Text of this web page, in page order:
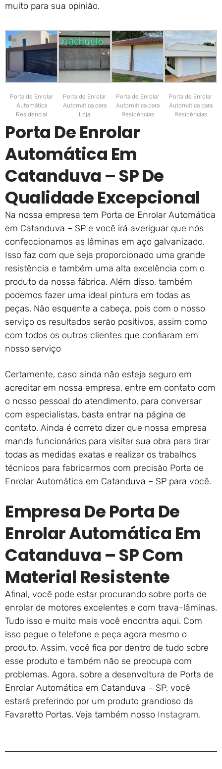
muito para sua opinião.
Porta de Enrolar
Automática
Residencial
Porta de Enrolar
Automática para
Loja
Porta de Enrolar
Automática para
Residências
Porta de Enrolar
Automática para
Residências
Porta De Enrolar
Automática Em
Catanduva – SP De
Qualidade Excepcional
Na nossa empresa tem Porta de Enrolar Automática
em Catanduva – SP e você irá averiguar que nós
confeccionamos as lâminas em aço galvanizado.
Isso faz com que seja proporcionado uma grande
resistência e também uma alta excelência com o
produto da nossa fábrica. Além disso, também
podemos fazer uma ideal pintura em todas as
peças. Não esquente a cabeça, pois com o nosso
serviço os resultados serão positivos, assim como
com todos os outros clientes que confiaram em
nosso serviço
Certamente, caso ainda não esteja seguro em
acreditar em nossa empresa, entre em contato com
o nosso pessoal do atendimento, para conversar
com especialistas, basta entrar na página de
contato. Ainda é correto dizer que nossa empresa
manda funcionários para visitar sua obra para tirar
todas as medidas exatas e realizar os trabalhos
técnicos para fabricarmos com precisão Porta de
Enrolar Automática em Catanduva – SP para você.
Empresa De Porta De
Enrolar Automática Em
Catanduva – SP Com
Material Resistente
Afinal, você pode estar procurando sobre porta de
enrolar de motores excelentes e com trava-lâminas.
Tudo isso e muito mais você encontra aqui. Com
isso pegue o telefone e peça agora mesmo o
produto. Assim, você fica por dentro de tudo sobre
esse produto e também não se preocupa com
problemas. Agora, sobre a desenvoltura de Porta de
Enrolar Automática em Catanduva – SP, você
estará preferindo por um produto grandioso da
Favaretto Portas. Veja também nosso Instagram.